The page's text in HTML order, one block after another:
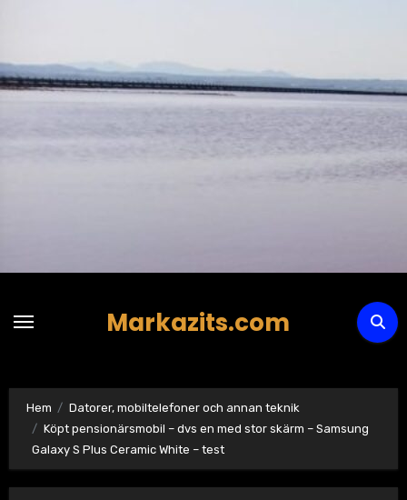
innehåll
Markazits.com
Hem
Datorer, mobiltelefoner och annan teknik
Köpt pensionärsmobil – dvs en med stor skärm – Samsung
Galaxy S Plus Ceramic White – test